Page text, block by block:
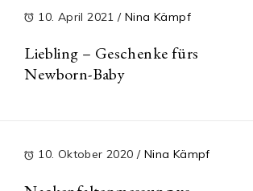
10. April 2021/ Nina Kämpf
Liebling – Geschenke fürs
Newborn-Baby
10. Oktober 2020 / Nina Kämpf